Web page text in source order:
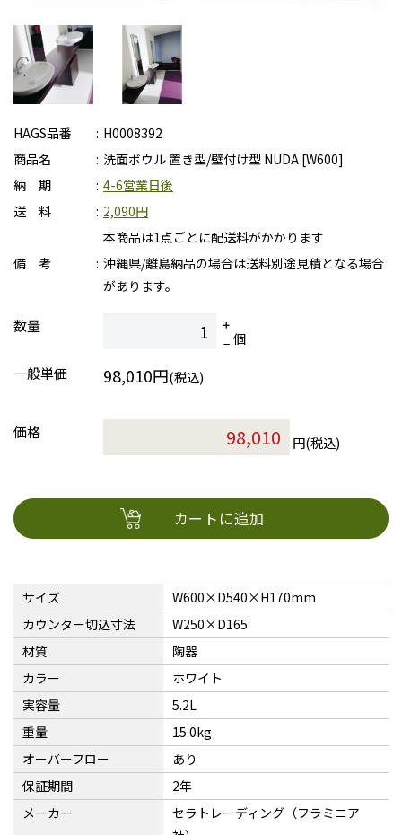
HAGS品番
H0008392
商品名
洗面ボウル 置き型/壁付け型 NUDA [W600]
納 期
4-6営業日後
送 料
2,090円
本商品は1点ごとに配送料がかかります
備 考
沖縄県/離島納品の場合は送料別途見積となる場合
があります。
数量
個
一般単価
98,010円(税込)
価格
円(税込)
カートに追加
サイズ
W600×D540×H170mm
カウンター切込寸法
W250×D165
材質
陶器
カラー
ホワイト
実容量
5.2L
重量
15.0kg
オーバーフロー
あり
保証期間
2年
メーカー
セラトレーディング（フラミニア